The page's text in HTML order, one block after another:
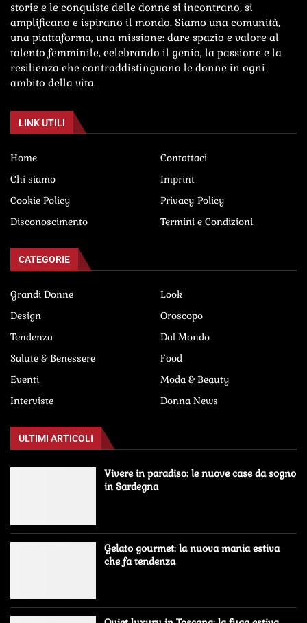
storie e le conquiste delle donne si incontrano, si
amplificano e ispirano il mondo. Siamo una comunità,
una piattaforma, una missione: dare spazio e valore al
talento femminile, celebrando il genio, la passione e la
resilienza che contraddistinguono le donne in ogni
ambito della vita.
LINK UTILI
Home
Contattaci
Chi siamo
Imprint
Cookie Policy
Privacy Policy
Disconoscimento
Termini e Condizioni
CATEGORIE
Grandi Donne
Look
Design
Oroscopo
Tendenza
Dal Mondo
Salute & Benessere
Food
Eventi
Moda & Beauty
Interviste
Donna News
ULTIMI ARTICOLI
Vivere in paradiso: le nuove case da sogno
in Sardegna
Gelato gourmet: la nuova mania estiva
che fa tendenza